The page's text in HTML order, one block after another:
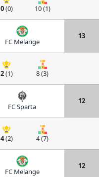
0(0) 10 (1)
FC Melange
13
2(1) 8 (3)
FC Sparta
12
4(2) 4 (7)
FC Melange
12